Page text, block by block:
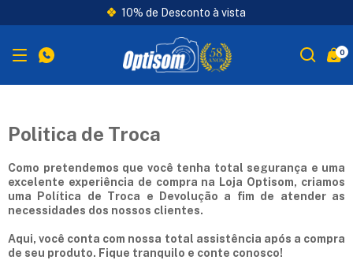
10% de Desconto à vista
0
Politica de Troca
Como pretendemos que você tenha total segurança e uma
excelente experiência de compra na Loja Optisom, criamos
uma Política de Troca e Devolução a fim de atender as
necessidades dos nossos clientes.
Aqui, você conta com nossa total assistência após a compra
de seu produto. Fique tranquilo e conte conosco!